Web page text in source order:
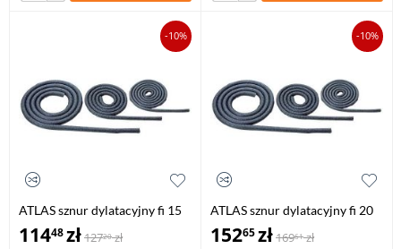
-10%
ATLAS sznur dylatacyjny fi 15
mm, 50 mb
11448zł12720 zł
-10%
ATLAS sznur dylatacyjny fi 20
mm, 50 mb
15265zł16961 zł